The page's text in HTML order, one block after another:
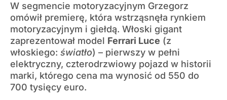
W segmencie motoryzacyjnym Grzegorz
omówił premierę, która wstrząsnęła rynkiem
motoryzacyjnym i giełdą. Włoski gigant
zaprezentował model Ferrari Luce (z
włoskiego: światło) – pierwszy w pełni
elektryczny, czterodrzwiowy pojazd w historii
marki, którego cena ma wynosić od 550 do
700 tysięcy euro.